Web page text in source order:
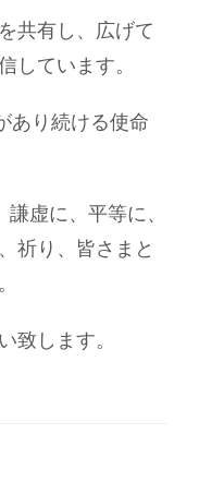
共有し、広げて
しています。
あり続ける使命
虚に、平等に、
祈り、皆さまと
致します。